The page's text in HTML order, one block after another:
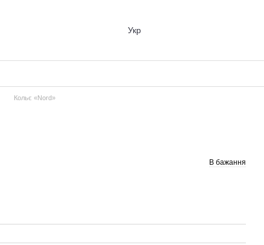
Укр
Кольє «Nord»
В бажання